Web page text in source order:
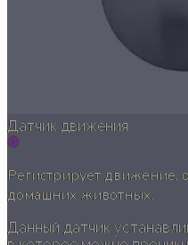
Датчик движения
Регистрирует движение,
домашних животных.
Данный датчик